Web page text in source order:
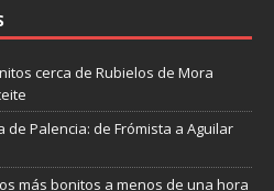
cerca de Rubielos de Mora
de Palencia: de Frómista a Aguilar
más bonitos a menos de una hora